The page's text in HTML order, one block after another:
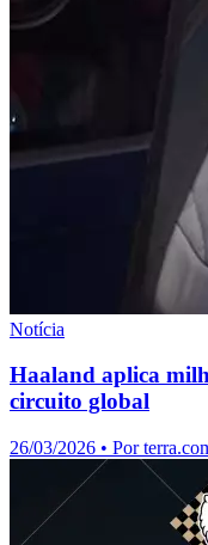
Notícia
Haaland aplica
circuito global
26/03/2026 • Por